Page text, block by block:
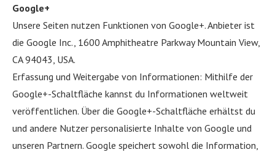
Google+
Unsere Seiten nutzen Funktionen von Google+. Anbieter ist
die Google Inc., 1600 Amphitheatre Parkway Mountain View,
CA 94043, USA.
Erfassung und Weitergabe von Informationen: Mithilfe der
Google+-Schaltfläche kannst du Informationen weltweit
veröffentlichen. Über die Google+-Schaltfläche erhältst du
und andere Nutzer personalisierte Inhalte von Google und
unseren Partnern. Google speichert sowohl die Information,